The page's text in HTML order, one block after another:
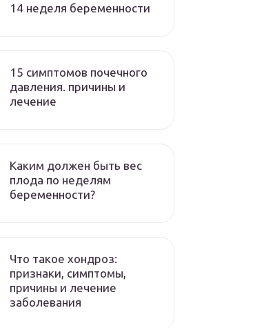
14 неделя беременности
15 симптомов почечного
давления. причины и
лечение
Каким должен быть вес
плода по неделям
беременности?
Что такое хондроз:
признаки, симптомы,
причины и лечение
заболевания